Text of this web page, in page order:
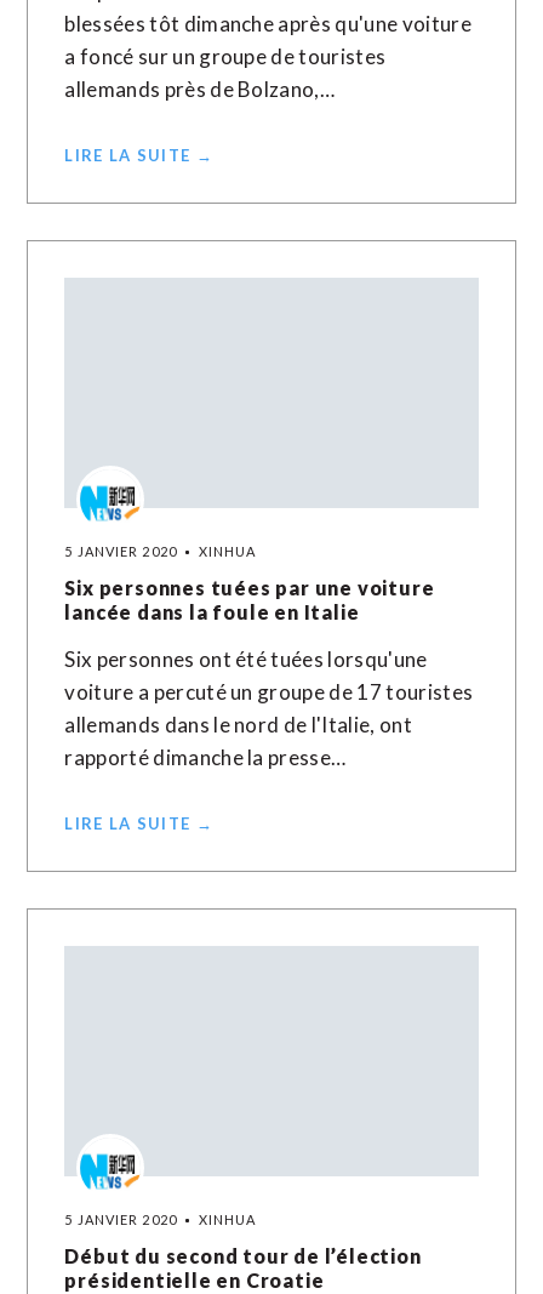
blessées tôt dimanche après qu'une voiture
a foncé sur un groupe de touristes
allemands près de Bolzano,…
LIRE LA SUITE →
5 JANVIER 2020 XINHUA
Six personnes tuées par une voiture
lancée dans la foule en Italie
Six personnes ont été tuées lorsqu'une
voiture a percuté un groupe de 17 touristes
allemands dans le nord de l'Italie, ont
rapporté dimanche la presse…
LIRE LA SUITE →
5 JANVIER 2020 XINHUA
Début du second tour de l’élection
présidentielle en Croatie